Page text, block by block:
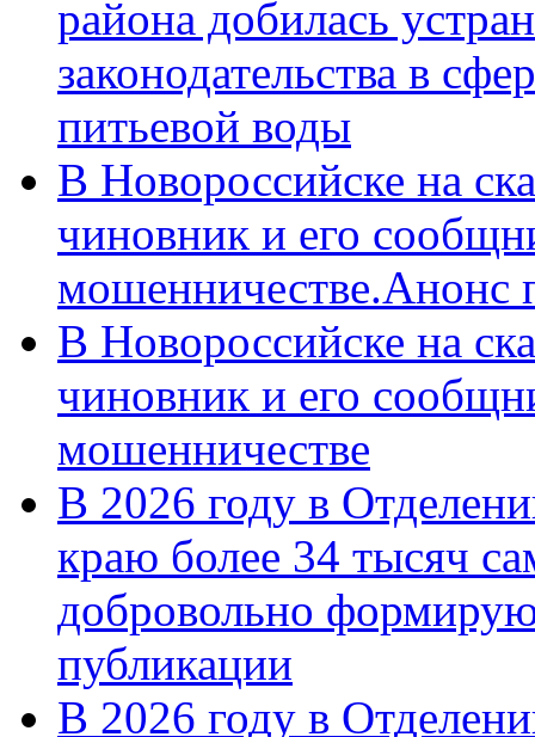
района добилась
законодательства в
питьевой воды
В Новороссийске на
чиновник и его
мошенничестве.Анонс
В Новороссийске на
чиновник и его
мошенничестве
В 2026 году в
краю более 34 тысяч
добровольно
публикации
В 2026 году в